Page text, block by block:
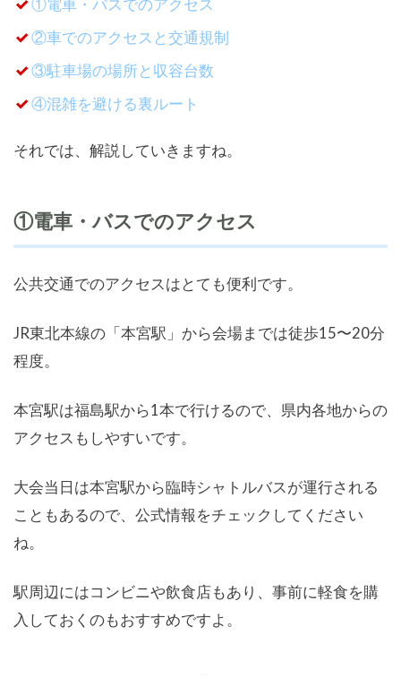
①電車・バスでのアクセス
②車でのアクセスと交通規制
③駐車場の場所と収容台数
④混雑を避ける裏ルート
それでは、解説していきますね。
①電車・バスでのアクセス
公共交通でのアクセスはとても便利です。
JR東北本線の「本宮駅」から会場までは徒歩15〜20分
程度。
本宮駅は福島駅から1本で行けるので、県内各地からの
アクセスもしやすいです。
大会当日は本宮駅から臨時シャトルバスが運行される
こともあるので、公式情報をチェックしてください
ね。
駅周辺にはコンビニや飲食店もあり、事前に軽食を購
入しておくのもおすすめですよ。